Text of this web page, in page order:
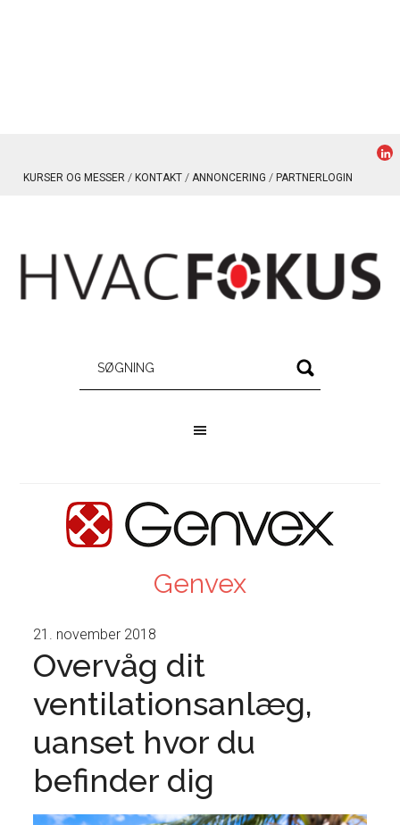
KURSER OG MESSER KONTAKT ANNONCERING PARTNERLOGIN
Genvex
21. november 2018
Overvåg dit
ventilationsanlæg,
uanset hvor du
befinder dig